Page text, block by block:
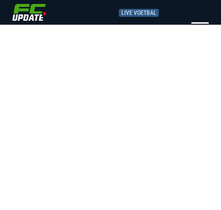
LIVE VOETBAL